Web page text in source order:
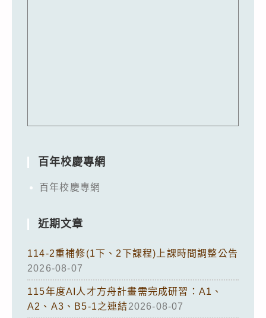
百年校慶專網
百年校慶專網
近期文章
114-2重補修(1下、2下課程)上課時間調整公告
2026-08-07
115年度AI人才方舟計畫需完成研習：A1、
A2、A3、B5-1之連結2026-08-07